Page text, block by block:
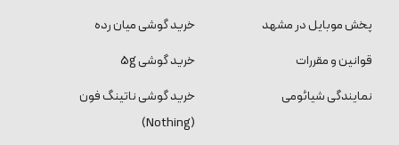
پخش موبایل در مشهد
قوانین و مقررات
نمایندگی شیائومی
خرید گوشی میان رده
خرید گوشی 5g
خرید گوشی ناتینگ فون
(Nothing)